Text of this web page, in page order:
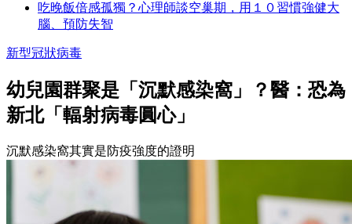
吃晚飯倍感孤獨？心理師談空巢期，用１０習慣強健大
腦、預防失智
新型冠狀病毒
幼兒園群聚是「沉默感染窩」？醫：恐為
新北「輻射病毒圓心」
沉默感染窩其實是防疫強度的證明